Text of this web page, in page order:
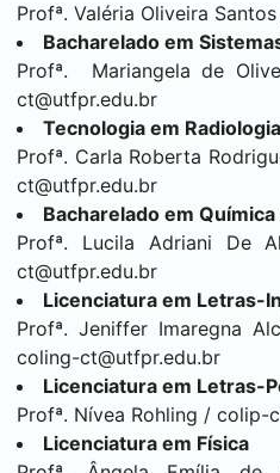
Profª. Valéria Oliveira
Bacharelado em
Profª. Mariangela de
ct@utfpr.edu.br
Tecnologia em Radiologia
Profª. Carla Roberta
ct@utfpr.edu.br
Bacharelado em
Profª. Lucila Adriani De
ct@utfpr.edu.br
Licenciatura em Letras-
Profª. Jeniffer Imaregna
coling-ct@utfpr.edu.br
Licenciatura em Letras-
Profª. Nívea Rohling / colip-
Licenciatura em Física